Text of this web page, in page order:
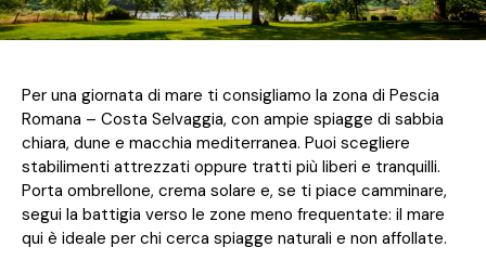
Per una giornata di mare ti consigliamo la zona di Pescia
Romana – Costa Selvaggia, con ampie spiagge di sabbia
chiara, dune e macchia mediterranea. Puoi scegliere
stabilimenti attrezzati oppure tratti più liberi e tranquilli.
Porta ombrellone, crema solare e, se ti piace camminare,
segui la battigia verso le zone meno frequentate: il mare
qui è ideale per chi cerca spiagge naturali e non affollate.